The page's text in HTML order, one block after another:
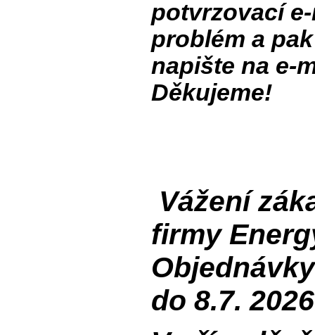
potvrzovací
problém a
napište na e-
Děkujeme!
Vážení
firmy
do 8.7.